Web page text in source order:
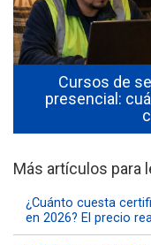
Cursos de
presencial:
Más artículos para
¿Cuánto cuesta
en 2026? El precio